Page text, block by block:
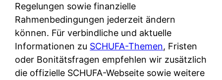
Regelungen sowie finanzielle
Rahmenbedingungen jederzeit ändern
können. Für verbindliche und aktuelle
Informationen zu SCHUFA-Themen, Fristen
oder Bonitätsfragen empfehlen wir zusätzlich
die offizielle SCHUFA-Webseite sowie weitere